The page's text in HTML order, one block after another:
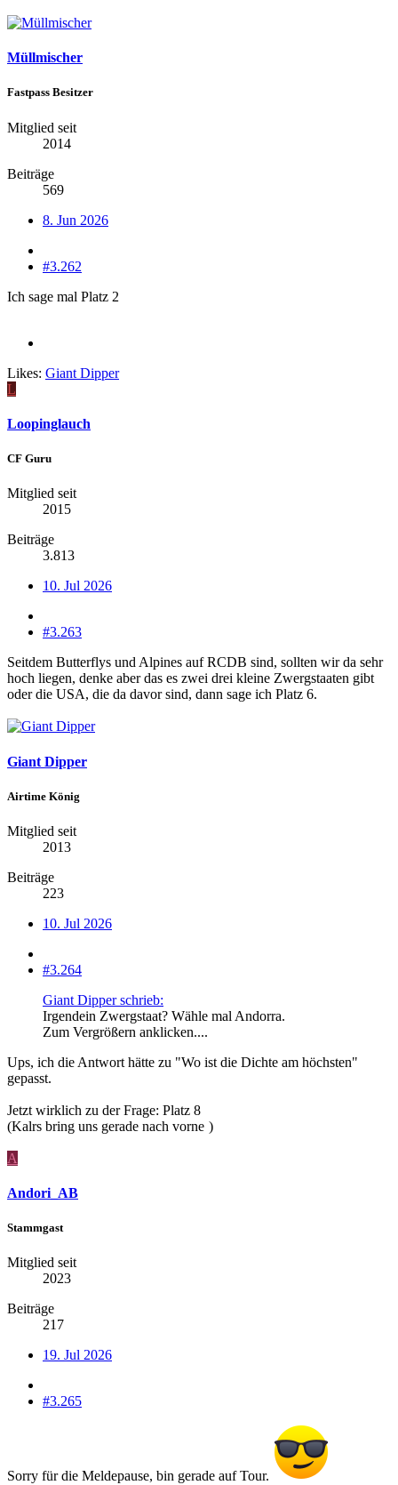
Müllmischer
Fastpass Besitzer
Mitglied seit
2014
Beiträge
569
8. Jun 2026
#3.262
Ich sage mal Platz 2
Likes: Giant Dipper
L
Loopinglauch
CF Guru
Mitglied seit
2015
Beiträge
3.813
10. Jul 2026
#3.263
Seitdem Butterflys und Alpines auf RCDB sind, sollten wir da sehr
hoch liegen, denke aber das es zwei drei kleine Zwergstaaten gibt
oder die USA, die da davor sind, dann sage ich Platz 6.
Giant Dipper
Airtime König
Mitglied seit
2013
Beiträge
223
10. Jul 2026
#3.264
Giant Dipper schrieb:
Irgendein Zwergstaat? Wähle mal Andorra.
Zum Vergrößern anklicken....
Ups, ich die Antwort hätte zu "Wo ist die Dichte am höchsten"
gepasst.
Jetzt wirklich zu der Frage: Platz 8
(Kalrs bring uns gerade nach vorne )
A
Andori_AB
Stammgast
Mitglied seit
2023
Beiträge
217
19. Jul 2026
#3.265
Sorry für die Meldepause, bin gerade auf Tour.